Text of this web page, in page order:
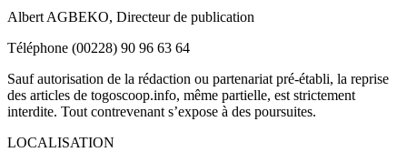
Albert AGBEKO, Directeur de publication
Téléphone (00228) 90 96 63 64
Sauf autorisation de la rédaction ou partenariat pré-établi, la reprise
des articles de togoscoop.info, même partielle, est strictement
interdite. Tout contrevenant s’expose à des poursuites.
LOCALISATION